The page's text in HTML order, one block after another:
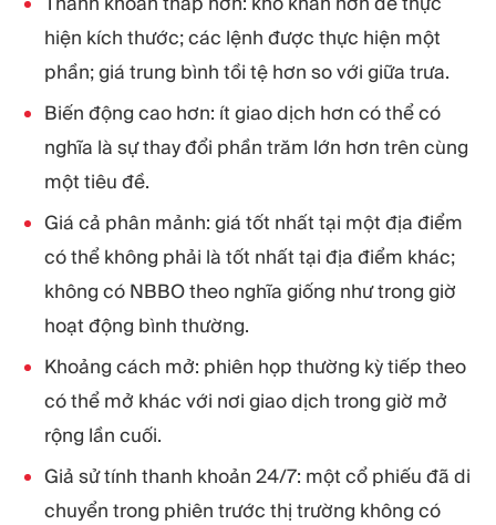
hiện kích thước; các lệnh được thực hiện một
phần; giá trung bình tồi tệ hơn so với giữa trưa.
Biến động cao hơn: ít giao dịch hơn có thể có
nghĩa là sự thay đổi phần trăm lớn hơn trên cùng
một tiêu đề.
Giá cả phân mảnh: giá tốt nhất tại một địa điểm
có thể không phải là tốt nhất tại địa điểm khác;
không có NBBO theo nghĩa giống như trong giờ
hoạt động bình thường.
Khoảng cách mở: phiên họp thường kỳ tiếp theo
có thể mở khác với nơi giao dịch trong giờ mở
rộng lần cuối.
Giả sử tính thanh khoản 24/7: một cổ phiếu đã di
chuyển trong phiên trước thị trường không có